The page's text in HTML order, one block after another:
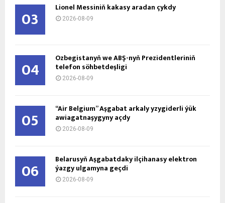
03 Lionel Messiniň kakasy aradan çykdy
2026-08-09
04 Özbegistanyň we ABŞ-nyň Prezidentleriniň
telefon söhbetdeşligi
2026-08-09
05 “Air Belgium” Aşgabat arkaly yzygiderli ýük
awiagatnaşygyny açdy
2026-08-09
06 Belarusyň Aşgabatdaky ilçihanasy elektron
ýazgy ulgamyna geçdi
2026-08-09